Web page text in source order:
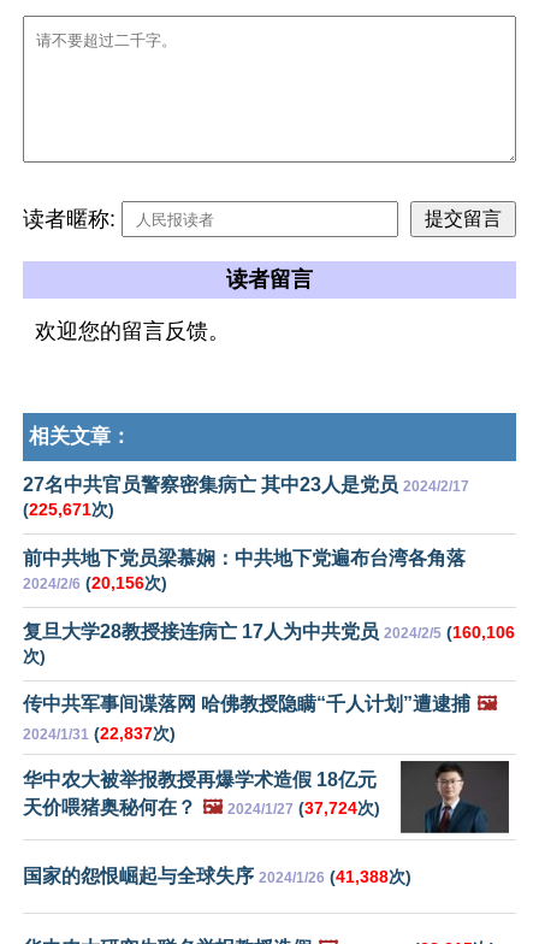
读者暱称:
读者留言
欢迎您的留言反馈。
相关文章：
27名中共官员警察密集病亡 其中23人是党员 2024/2/17
(225,671次)
前中共地下党员梁慕娴：中共地下党遍布台湾各角落
2024/2/6 (20,156次)
复旦大学28教授接连病亡 17人为中共党员 2024/2/5 (160,106
次)
传中共军事间谍落网 哈佛教授隐瞒“千人计划”遭逮捕 🖼️
2024/1/31 (22,837次)
华中农大被举报教授再爆学术造假 18亿元
天价喂猪奥秘何在？ 🖼️ 2024/1/27 (37,724次)
国家的怨恨崛起与全球失序 2024/1/26 (41,388次)